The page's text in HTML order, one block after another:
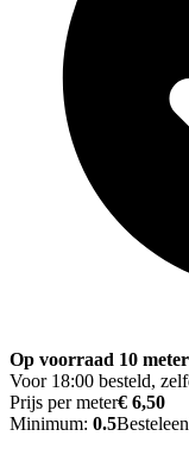
Op voorraad 10 meter
Voor 18:00 besteld,
Prijs per meter€ 6,50
Minimum: 0.5